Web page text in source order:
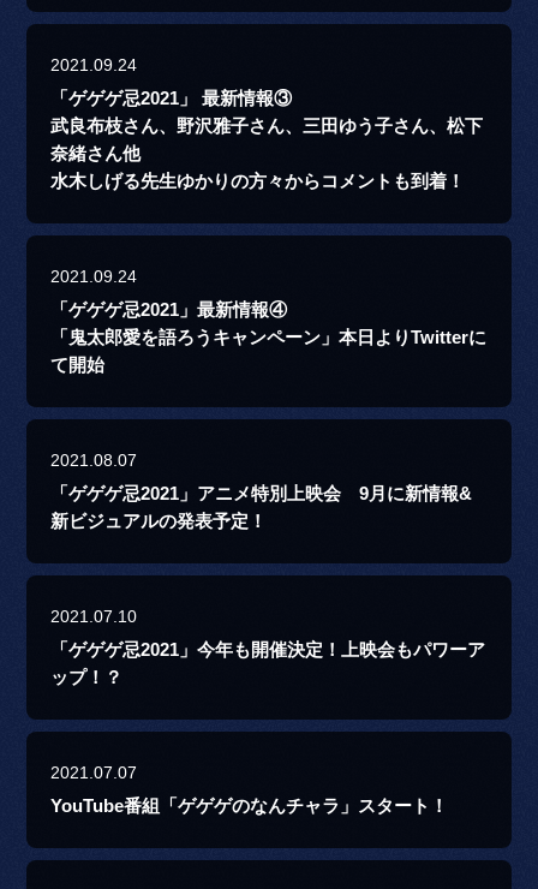
2021.09.24
「ゲゲゲ忌2021」 最新情報③
武良布枝さん、野沢雅子さん、三田ゆう子さん、松下
奈緒さん他
水木しげる先生ゆかりの方々からコメントも到着！
2021.09.24
「ゲゲゲ忌2021」最新情報④
「鬼太郎愛を語ろうキャンペーン」本日よりTwitterに
て開始
2021.08.07
「ゲゲゲ忌2021」アニメ特別上映会 9月に新情報&
新ビジュアルの発表予定！
2021.07.10
「ゲゲゲ忌2021」今年も開催決定！上映会もパワーア
ップ！？
2021.07.07
YouTube番組「ゲゲゲのなんチャラ」スタート！